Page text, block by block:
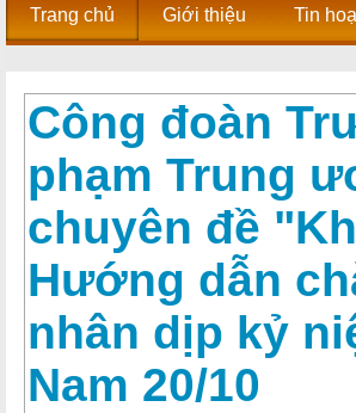
Trang chủ Giới thiệu Tin
Công đoàn
phạm Trung
chuyên đề
Hướng dẫn
nhân dịp kỷ
Nam 20/10